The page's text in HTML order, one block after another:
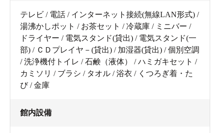
テレビ / 電話 / インターネット接続(無線LAN形式) /
湯沸かしポット / お茶セット / 冷蔵庫 / ミニバー /
ドライヤー / 電気スタンド(貸出) / 電気スタンド(一
部) / ＣＤプレイヤ－(貸出) / 加湿器(貸出) / 個別空調
/ 洗浄機付トイレ / 石鹸（液体） / ハミガキセット /
カミソリ / ブラシ / タオル / 浴衣 / くつろぎ着・た
び / 金庫
館内設備